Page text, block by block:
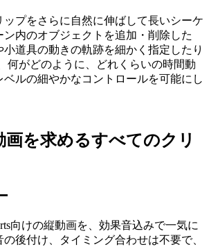
プをさらに自然に伸ばして長いシーケ
ン内のオブジェクトを追加・削除した
小道具の動きの軌跡を細かく指定したり
何がどのように、どれくらいの時間動
ベルの細やかなコントロールを可能にし
を求めるすべてのクリ
向けの縦動画を、効果音込みで一気に
後付け、タイミング合わせは不要で、